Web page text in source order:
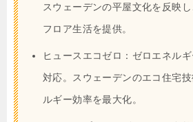
スウェーデンの平屋文化を反映
フロア生活を提供。
ヒュースエコゼロ：ゼロエネル
対応。スウェーデンのエコ住宅
ルギー効率を最大化。